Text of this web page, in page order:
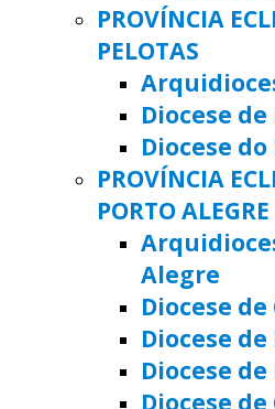
PROVÍNCIA
PELOTAS
Diocese de
Diocese
PROVÍNCIA
PORTO ALEGRE
Alegre
Diocese de
Diocese
Diocese
Diocese